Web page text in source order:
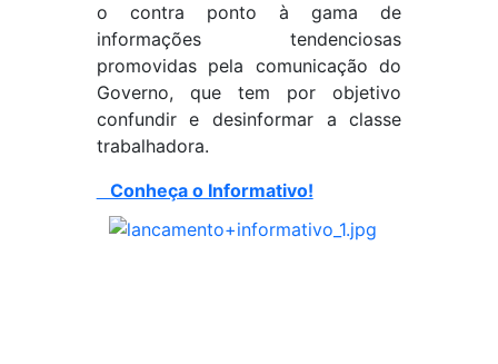
o contra ponto à gama de
informações tendenciosas
promovidas pela comunicação do
Governo, que tem por objetivo
confundir e desinformar a classe
trabalhadora.
Conheça o Informativo!